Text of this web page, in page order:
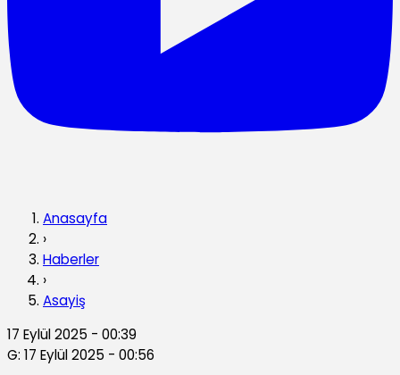
Anasayfa
›
Haberler
›
Asayiş
17 Eylül 2025 - 00:39
G: 17 Eylül 2025 - 00:56